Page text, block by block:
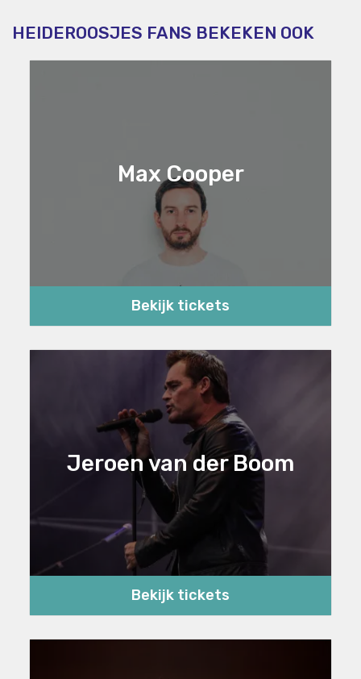
HEIDEROOSJES FANS BEKEKEN OOK
Max Cooper
Bekijk tickets
Jeroen van der Boom
Bekijk tickets